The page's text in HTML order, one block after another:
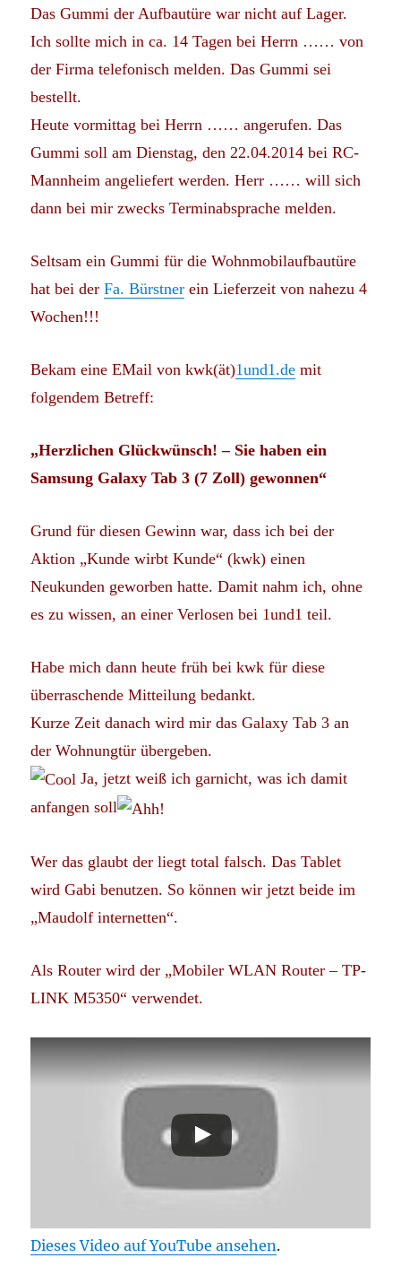
Das Gummi der Aufbautüre war nicht auf Lager.
Ich sollte mich in ca. 14 Tagen bei Herrn …… von
der Firma telefonisch melden. Das Gummi sei
bestellt.
Heute vormittag bei Herrn …… angerufen. Das
Gummi soll am Dienstag, den 22.04.2014 bei RC-
Mannheim angeliefert werden. Herr …… will sich
dann bei mir zwecks Terminabsprache melden.
Seltsam ein Gummi für die Wohnmobilaufbautüre
hat bei derFa. Bürstner ein Lieferzeit von nahezu 4
Wochen!!!
Bekam eine EMail von kwk(ät)1und1.de mit
folgendem Betreff:
„Herzlichen Glückwünsch! – Sie haben ein
Samsung Galaxy Tab 3 (7 Zoll) gewonnen“
Grund für diesen Gewinn war, dass ich bei der
Aktion „Kunde wirbt Kunde“ (kwk) einen
Neukunden geworben hatte. Damit nahm ich, ohne
es zu wissen, an einer Verlosen bei 1und1 teil.
Habe mich dann heute früh bei kwk für diese
überraschende Mitteilung bedankt.
Kurze Zeit danach wird mir das Galaxy Tab 3 an
der Wohnungtür übergeben.
Ja, jetzt weiß ich garnicht, was ich damit
anfangen soll
Wer das glaubt der liegt total falsch. Das Tablet
wird Gabi benutzen. So können wir jetzt beide im
„Maudolf internetten“.
Als Router wird der „Mobiler WLAN Router – TP-
LINK M5350“ verwendet.
Dieses Video auf YouTube ansehen.